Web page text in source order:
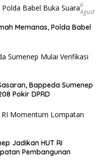
6
Agust
Memanas, Polda Babel
Bappeda Sumenep
Pokir DPRD
Jadikan HUT RI
Pembangunan